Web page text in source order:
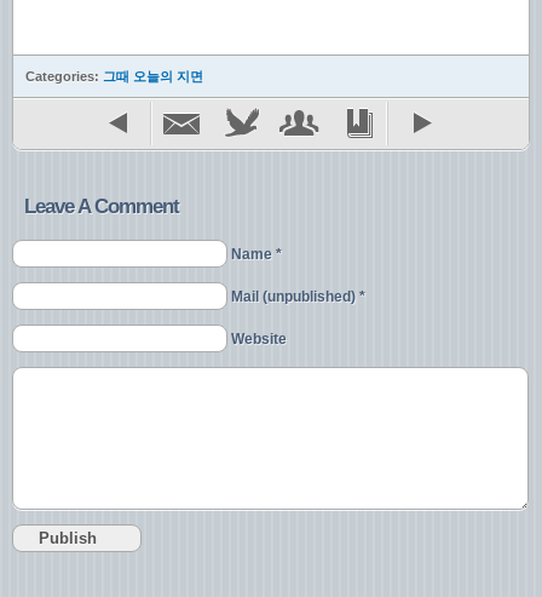
Categories: 그때 오늘의 지면
Leave A Comment
Name *
Mail (unpublished) *
Website